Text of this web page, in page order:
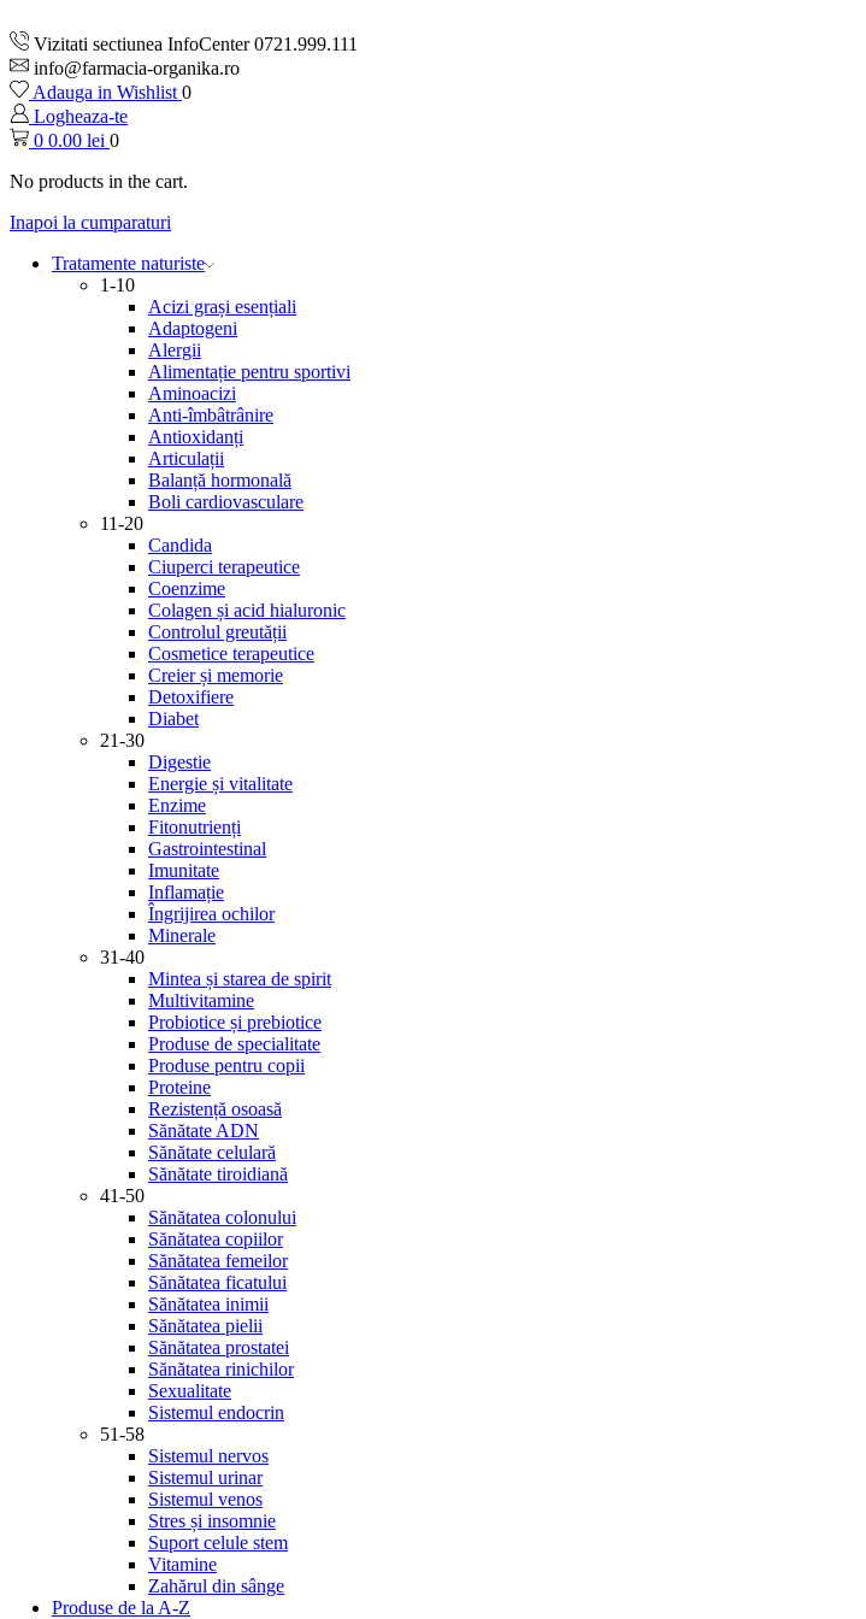
Vizitati sectiunea InfoCenter 0721.999.111
info@farmacia-organika.ro
Adauga in Wishlist 0
Logheaza-te
0 0.00 lei 0
No products in the cart.
Inapoi la cumparaturi
Tratamente naturiste
1-10
Acizi grași esențiali
Adaptogeni
Alergii
Alimentație pentru sportivi
Aminoacizi
Anti-îmbâtrânire
Antioxidanți
Articulații
Balanță hormonală
Boli cardiovasculare
11-20
Candida
Ciuperci terapeutice
Coenzime
Colagen și acid hialuronic
Controlul greutății
Cosmetice terapeutice
Creier și memorie
Detoxifiere
Diabet
21-30
Digestie
Energie și vitalitate
Enzime
Fitonutrienți
Gastrointestinal
Imunitate
Inflamație
Îngrijirea ochilor
Minerale
31-40
Mintea și starea de spirit
Multivitamine
Probiotice și prebiotice
Produse de specialitate
Produse pentru copii
Proteine
Rezistență osoasă
Sănătate ADN
Sănătate celulară
Sănătate tiroidiană
41-50
Sănătatea colonului
Sănătatea copiilor
Sănătatea femeilor
Sănătatea ficatului
Sănătatea inimii
Sănătatea pielii
Sănătatea prostatei
Sănătatea rinichilor
Sexualitate
Sistemul endocrin
51-58
Sistemul nervos
Sistemul urinar
Sistemul venos
Stres și insomnie
Suport celule stem
Vitamine
Zahărul din sânge
Produse de la A-Z